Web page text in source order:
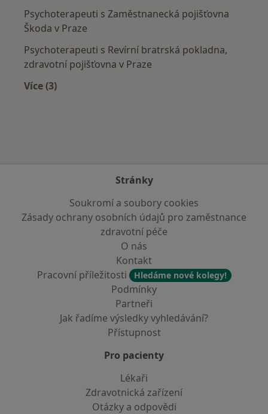
Psychoterapeuti s Zaměstnanecká pojišťovna
Škoda v Praze
Psychoterapeuti s Revírní bratrská pokladna,
zdravotní pojišťovna v Praze
Více (3)
Stránky
Soukromí a soubory cookies
Zásady ochrany osobních údajů pro zaměstnance
zdravotní péče
O nás
Kontakt
Pracovní příležitosti
Hledáme nové kolegy!
Podmínky
Partneři
Jak řadíme výsledky vyhledávání?
Přístupnost
Pro pacienty
Lékaři
Zdravotnická zařízení
Otázky a odpovědi